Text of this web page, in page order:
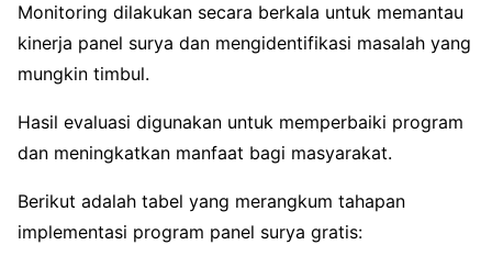
Monitoring dilakukan secara berkala untuk memantau
kinerja panel surya dan mengidentifikasi masalah yang
mungkin timbul.
Hasil evaluasi digunakan untuk memperbaiki program
dan meningkatkan manfaat bagi masyarakat.
Berikut adalah tabel yang merangkum tahapan
implementasi program panel surya gratis: